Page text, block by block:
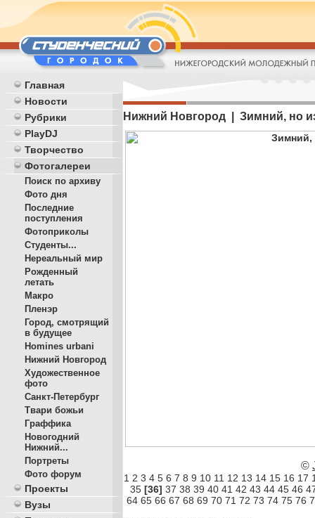
Главная
Новости
Рубрики
PlayDJ
Творчество
Фотогалереи
Поиск по архиву
Фото дня
Последние
поступления
Фотоприколы
Студенты...
Нереальный мир
Рожденный
летать
Макро
Пленэр
Город, смотрящий
в будущее
Homines urbani
Нижний Новгород
Художественное
фото
Санкт-Петербург
Твари божьи
Граффика
Новогодний
Нижний...
Портреты
Фото форум
Проекты
Вузы
Нижний Новгород | Зимний, но
©
1 2 3 4 5 6 7 8 9 10 11 12 13 14 15 16 17
35 [36] 37 38 39 40 41 42 43 44 45 46
64 65 66 67 68 69 70 71 72 73 74 75 76